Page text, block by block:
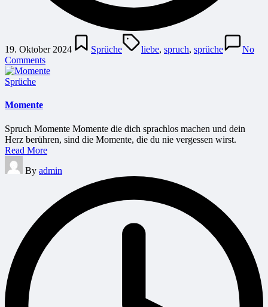
19. Oktober 2024
Posted
in
Sprüche
Tags:
liebe, spruch, sprüche
No
Comments
Posted
Sprüche
Momente
Spruch Momente Momente die dich sprachlos machen und dein
Herz berühren, sind die Momente, die du nie vergessen wirst.
Read More
Posted
by
By admin